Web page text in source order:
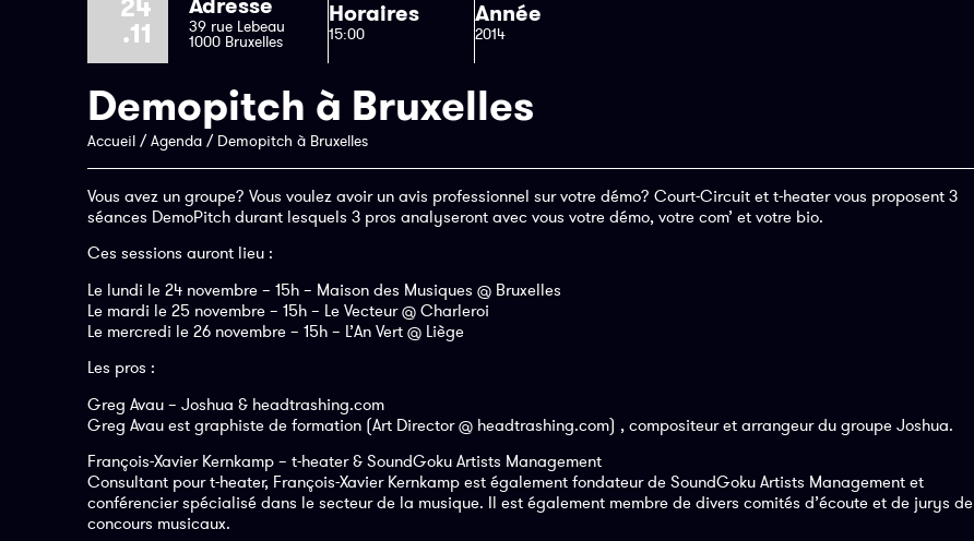
24
.11 39 rue Lebeau
1000 Bruxelles
Horaires
15:00
Année
2014
Demopitch à Bruxelles
Accueil /Agenda / Demopitch à Bruxelles
Vous avez un groupe? Vous voulez avoir un avis professionnel sur votre démo? Court-Circuit et t-heater vous proposent 3
séances DemoPitch durant lesquels 3 pros analyseront avec vous votre démo, votre com’ et votre bio.
Ces sessions auront lieu :
Le lundi le 24 novembre – 15h – Maison des Musiques @ Bruxelles
Le mardi le 25 novembre – 15h – Le Vecteur @ Charleroi
Le mercredi le 26 novembre – 15h – L’An Vert @ Liège
Les pros :
Greg Avau – Joshua & headtrashing.com
Greg Avau est graphiste de formation (Art Director @ headtrashing.com) , compositeur et arrangeur du groupe Joshua.
François-Xavier Kernkamp – t-heater & SoundGoku Artists Management
Consultant pour t-heater, François-Xavier Kernkamp est également fondateur de SoundGoku Artists Management et
conférencier spécialisé dans le secteur de la musique. Il est également membre de divers comités d’écoute et de jurys de
concours musicaux.